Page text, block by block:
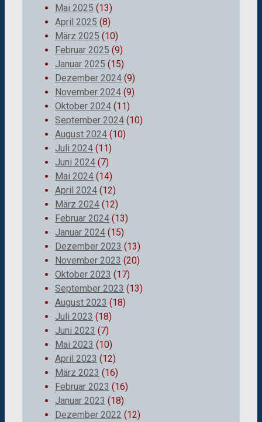
Mai 2025 (13)
April 2025 (8)
März 2025 (10)
Februar 2025 (9)
Januar 2025 (15)
Dezember 2024 (9)
November 2024 (9)
Oktober 2024 (11)
September 2024 (10)
August 2024 (10)
Juli 2024 (11)
Juni 2024 (7)
Mai 2024 (14)
April 2024 (12)
März 2024 (12)
Februar 2024 (13)
Januar 2024 (15)
Dezember 2023 (13)
November 2023 (20)
Oktober 2023 (17)
September 2023 (13)
August 2023 (18)
Juli 2023 (18)
Juni 2023 (7)
Mai 2023 (10)
April 2023 (12)
März 2023 (16)
Februar 2023 (16)
Januar 2023 (18)
Dezember 2022 (12)